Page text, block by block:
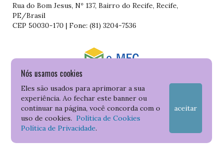
Nós usamos cookies
Eles são usados para aprimorar a sua
experiência. Ao fechar este banner ou
continuar na página, você concorda com o
uso de cookies.Política de Cookies
Política de Privacidade.
aceitar
Rua do Bom Jesus, Nº 137, Bairro do Recife, Recife,
PE/Brasil
CEP 50030-170 | Fone: (81) 3204-7536
Consulte o cadastro da Instituição no Sistema do e-MEC